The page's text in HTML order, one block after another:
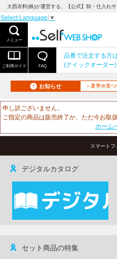
大西衣料(株)が運営する、【公式】卸・仕入れ
Select Language ▼
メニュー
ご利用ガイド FAQ
品番で注文する方
(クイックオーダー)
お知らせ ＞夏季休業
申し訳ございません。
ご指定の商品は販売終了か、ただ今お取
ホーム
スマートフ
デジタルカタログ
セット商品の特集